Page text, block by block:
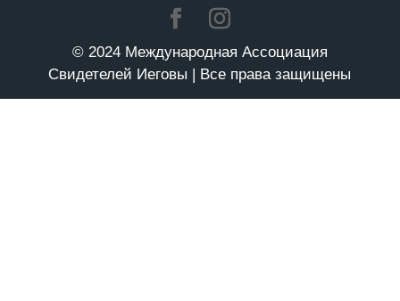
© 2024 Международная Ассоциация
Свидетелей Иеговы | Все права защищены